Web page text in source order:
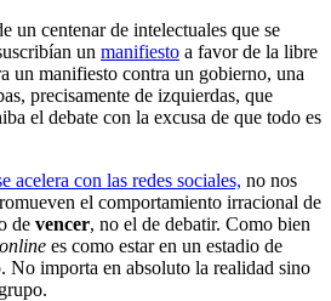
un centenar de intelectuales que se
un manifiesto a favor de la libre
un manifiesto contra un gobierno, una
precisamente de izquierdas, que
el debate con la excusa de que todo es
acelera con las redes sociales, no nos
el comportamiento irracional de
de vencer, no el de debatir. Como bien
online es como estar en un estadio de
No importa en absoluto la realidad sino